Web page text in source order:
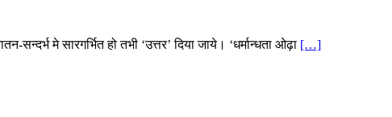
मे सारगर्भित हो तभी ‘उत्तर’ दिया जाये। ‘धर्मान्धता ओढ़ा […]